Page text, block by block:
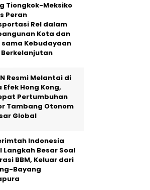
Tiongkok-Meksiko
Peran
Rel dalam
Kota dan
sama Kebudayaan
Resmi Melantai di
Efek Hong Kong,
Pertumbuhan
Tambang Otonom
Global
Indonesia
Langkah Besar Soal
BBM, Keluar dari
Bayang